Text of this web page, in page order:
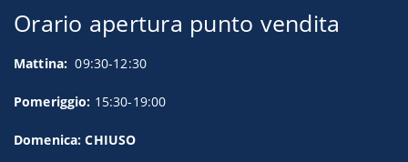
Orario apertura punto vendita
Mattina: 09:30-12:30
Pomeriggio: 15:30-19:00
Domenica: CHIUSO